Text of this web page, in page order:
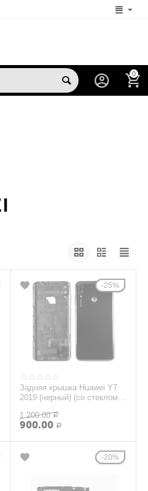
0
25%
Задняя крышка Huawei Y7
2019 (черный) (со стеклом
1 200.00 Р
900.00 Р
20%